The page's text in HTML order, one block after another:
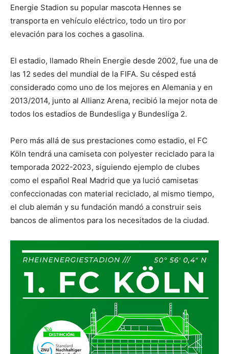
Energie Stadion su popular mascota Hennes se
transporta en vehículo eléctrico, todo un tiro por
elevación para los coches a gasolina.
El estadio, llamado Rhein Energie desde 2002, fue una de
las 12 sedes del mundial de la FIFA. Su césped está
considerado como uno de los mejores en Alemania y en
2013/2014, junto al Allianz Arena, recibió la mejor nota de
todos los estadios de Bundesliga y Bundesliga 2.
Pero más allá de sus prestaciones como estadio, el FC
Köln tendrá una camiseta con polyester reciclado para la
temporada 2022-2023, siguiendo ejemplo de clubes
como el español Real Madrid que ya lució camisetas
confeccionadas con material reciclado, al mismo tiempo,
el club alemán y su fundación mandó a construir seis
bancos de alimentos para los necesitados de la ciudad.